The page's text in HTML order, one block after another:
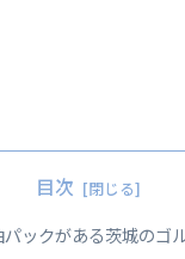
目次
ックがある茨城のゴ